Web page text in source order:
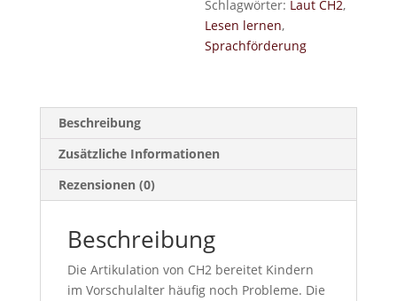
Schlagwörter: Laut CH2,
Lesen lernen,
Sprachförderung
Beschreibung
Zusätzliche Informationen
Rezensionen (0)
Beschreibung
Die Artikulation von CH2 bereitet Kindern
im Vorschulalter häufig noch Probleme. Die